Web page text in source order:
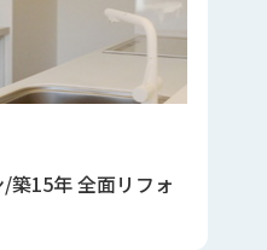
築15年 全面リフォ